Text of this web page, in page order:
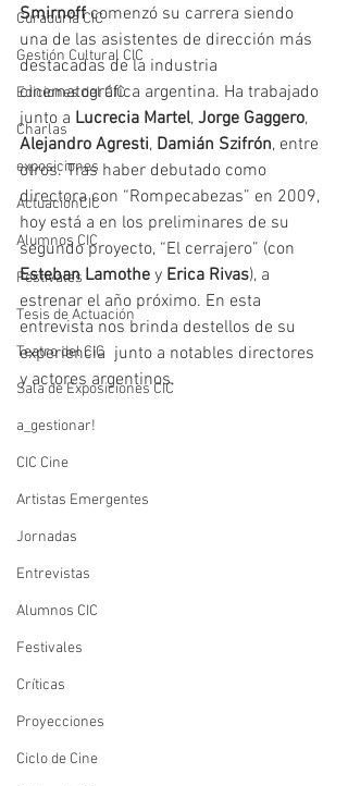
Curaduría CIC
Gestión Cultural CIC
Ediciones del CIC
Charlas
exposiciones
ActuaciónCIC
Alumnos CIC
Festivales
Tesis de Actuación
Teatro del CIC
Sala de Exposiciones CIC
a_gestionar!
CIC Cine
Artistas Emergentes
Jornadas
Entrevistas
Alumnos CIC
Festivales
Críticas
Proyecciones
Ciclo de Cine
Smirnoff comenzó su carrera siendo
una de las asistentes de dirección más
destacadas de la industria
cinematográfica argentina. Ha trabajado
junto a Lucrecia Martel, Jorge Gaggero,
Alejandro Agresti, Damián Szifrón, entre
otros. Tras haber debutado como
directora con “Rompecabezas” en 2009,
hoy está a en los preliminares de su
segundo proyecto, “El cerrajero” (con
Esteban Lamothe y Erica Rivas), a
estrenar el año próximo. En esta
entrevista nos brinda destellos de su
experiencia  junto a notables directores
y actores argentinos.